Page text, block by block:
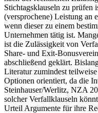
Stichtagsklauseln zu prüfen
(versprochene) Leistung an
wenn dieser zu einem
Unternehmen tätig ist.
ist die Zulässigkeit von
Share- und Exit-
abschließend geklärt.
Literatur zumindest
Optionen orientiert, da die
Steinhauser/Werlitz, NZA
solcher Verfallklauseln
Urteil Argumente für ihre